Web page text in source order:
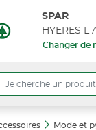
SPAR
Changer de
Mode et